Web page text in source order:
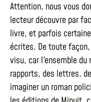
Attention, nous vous
lecteur découvre par
livre, et parfois
écrites. De toute
visu, car l'ensemble du
rapports, des lettres,
imaginer un roman